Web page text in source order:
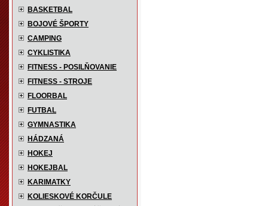
BASKETBAL
BOJOVÉ ŠPORTY
CAMPING
CYKLISTIKA
FITNESS - POSILŇOVANIE
FITNESS - STROJE
FLOORBAL
FUTBAL
GYMNASTIKA
HÁDZANÁ
HOKEJ
HOKEJBAL
KARIMATKY
KOLIESKOVÉ KORČULE